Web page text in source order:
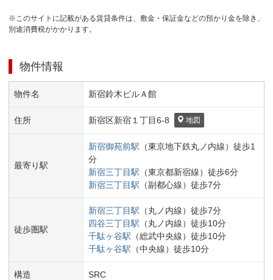
※このサイトに記載がある賃貸条件は、敷金・保証金などの預かり金を除き、
別途消費税がかかります。
物件情報
物件名 新宿鈴木ビルＡ館
住所 新宿区新宿１丁目6-8 地図
最寄り駅
新宿御苑前駅 （東京地下鉄丸ノ内線） 徒歩1
分
新宿三丁目駅 （東京都新宿線） 徒歩6分
新宿三丁目駅 （副都心線） 徒歩7分
徒歩圏駅
新宿三丁目駅 （丸ノ内線） 徒歩7分
四谷三丁目駅 （丸ノ内線） 徒歩10分
千駄ヶ谷駅 （総武中央線） 徒歩10分
千駄ヶ谷駅 （中央線） 徒歩10分
構造 SRC